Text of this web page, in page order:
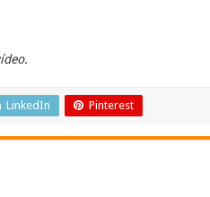
LinkedIn Pinterest